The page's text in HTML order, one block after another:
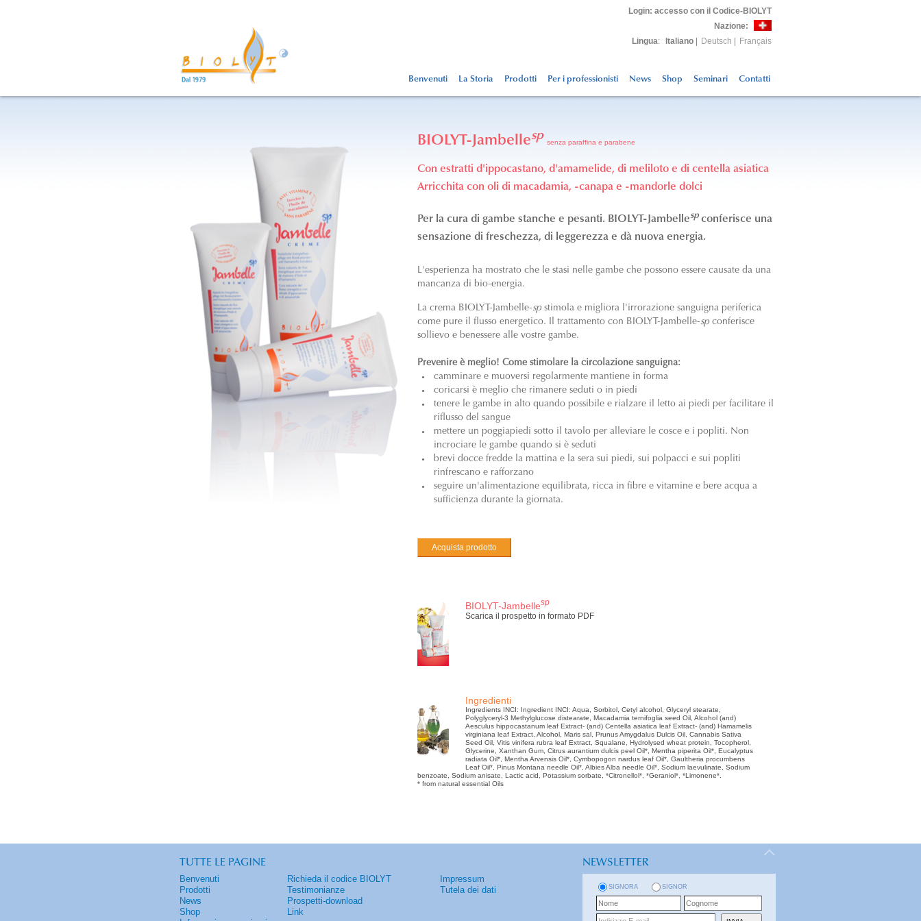
Login: accesso con il Codice-BIOLYT
Nazione:
Lingua: Italiano Deutsch Français
Benvenuti La Storia Prodotti Per i professionisti News Shop Seminari Contatti
BIOLYT-Jambellesp senza paraffina e parabene
Con estratti d'ippocastano, d'amamelide, di meliloto e di centella asiatica
Arricchita con oli di macadamia, -canapa e -mandorle dolci
Per la cura di gambe stanche e pesanti. BIOLYT-Jambellespconferisce una
sensazione di freschezza, di leggerezza e dà nuova energia.
L'esperienza ha mostrato che le stasi nelle gambe che possono essere causate da una
mancanza di bio-energia.
La crema BIOLYT-Jambelle-sp stimola e migliora l'irrorazione sanguigna periferica
come pure il flusso energetico. Il trattamento con BIOLYT-Jambelle-sp conferisce
sollievo e benessere alle vostre gambe.
Prevenire è meglio! Come stimolare la circolazione sanguigna:
camminare e muoversi regolarmente mantiene in forma
coricarsi è meglio che rimanere seduti o in piedi
tenere le gambe in alto quando possibile e rialzare il letto ai piedi per facilitare il
riflusso del sangue
mettere un poggiapiedi sotto il tavolo per alleviare le cosce e i popliti. Non
incrociare le gambe quando si è seduti
brevi docce fredde la mattina e la sera sui piedi, sui polpacci e sui popliti
rinfrescano e rafforzano
seguire un'alimentazione equilibrata, ricca in fibre e vitamine e bere acqua a
sufficienza durante la giornata.
Acquista prodotto
BIOLYT-Jambellesp
Scarica il prospetto in formato PDF
Ingredienti
Ingredients INCI: Ingredient INCI: Aqua, Sorbitol, Cetyl alcohol, Glyceryl stearate,
Polyglyceryl-3 Methylglucose distearate, Macadamia ternifoglia seed Oil, Alcohol (and)
Aesculus hippocastanum leaf Extract- (and) Centella asiatica leaf Extract- (and) Hamamelis
virginiana leaf Extract, Alcohol, Maris sal, Prunus Amygdalus Dulcis Oil, Cannabis Sativa
Seed Oil, Vitis vinifera rubra leaf Extract, Squalane, Hydrolysed wheat protein, Tocopherol,
Glycerine, Xanthan Gum, Citrus aurantium dulcis peel Oil*, Mentha piperita Oil*, Eucalyptus
radiata Oil*, Mentha Arvensis Oil*, Cymbopogon nardus leaf Oil*, Gaultheria procumbens
Leaf Oil*, Pinus Montana needle Oil*, Albies Alba needle Oil*, Sodium laevulinate, Sodium
benzoate, Sodium anisate, Lactic acid, Potassium sorbate, *Citronellol*, *Geraniol*, *Limonene*.
* from natural essential Oils
TUTTE LE PAGINE
Benvenuti
Prodotti
News
Shop
Richieda il codice BIOLYT
Testimonianze
Prospetti-download
Link
Impressum
Tutela dei dati
NEWSLETTER
SIGNORA SIGNOR